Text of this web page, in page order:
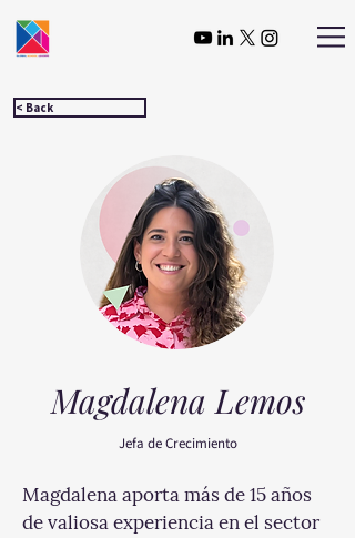
< Back
Magdalena Lemos
Jefa de Crecimiento
Magdalena aporta más de 15 años
de valiosa experiencia en el sector